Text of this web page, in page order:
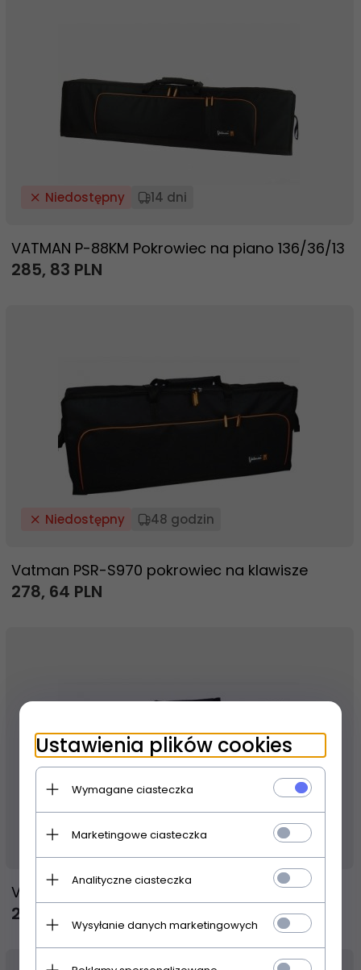
Niedostępny 14 dni
VATMAN P-88KM Pokrowiec na piano 136/36/13
285, 83 PLN
Niedostępny 48 godzin
Vatman PSR-S970 pokrowiec na klawisze
278, 64 PLN
Niedostępny 48 godzin
Vatman PSR453 pokrowiec na keyboard
214, 00
Ustawienia plików cookies
Wymagane ciasteczka
Marketingowe ciasteczka
Analityczne ciasteczka
Wysyłanie danych marketingowych